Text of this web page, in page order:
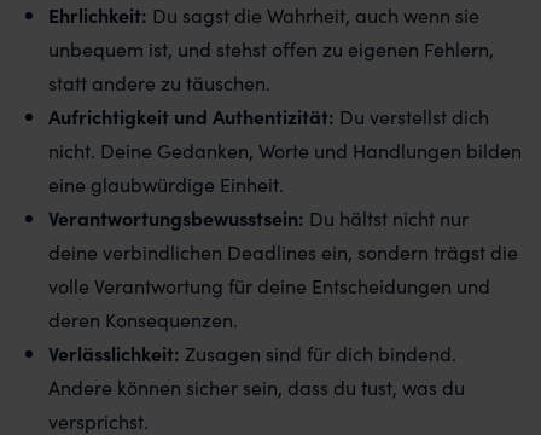
Ehrlichkeit: Du sagst die Wahrheit, auch wenn sie
unbequem ist, und stehst offen zu eigenen Fehlern,
statt andere zu täuschen.
Aufrichtigkeit und Authentizität: Du verstellst dich
nicht. Deine Gedanken, Worte und Handlungen bilden
eine glaubwürdige Einheit.
Verantwortungsbewusstsein: Du hältst nicht nur
deine verbindlichen Deadlines ein, sondern trägst die
volle Verantwortung für deine Entscheidungen und
deren Konsequenzen.
Verlässlichkeit: Zusagen sind für dich bindend.
Andere können sicher sein, dass du tust, was du
versprichst.